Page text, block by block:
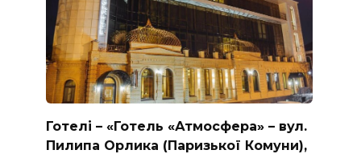
Готелі – «Готель «Атмосфера» – вул.
Пилипа Орлика (Паризької Комуни),